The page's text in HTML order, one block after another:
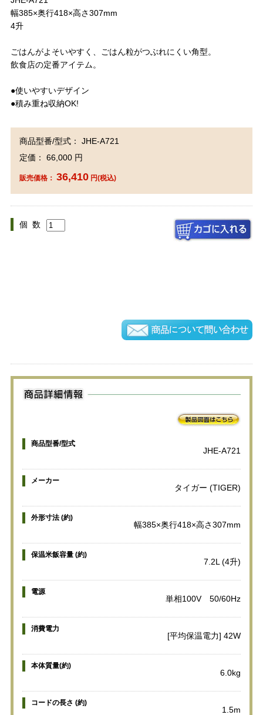
幅385×奥行418×高さ307mm
4升
ごはんがよそいやすく、ごはん粒がつぶれにくい角型。
飲食店の定番アイテム。
●使いやすいデザイン
●積み重ね収納OK!
商品型番/型式： JHE-A721
定価： 66,000 円
販売価格： 36,410円(税込)
個 数
商品型番/型式
JHE-A721
メーカー
タイガー (TIGER)
外形寸法 (約)
幅385×奥行418×高さ307mm
保温米飯容量 (約)
7.2L (4升)
電源
単相100V 50/60Hz
消費電力
[平均保温電力] 42W
本体質量(約)
6.0kg
コードの長さ (約)
1.5m